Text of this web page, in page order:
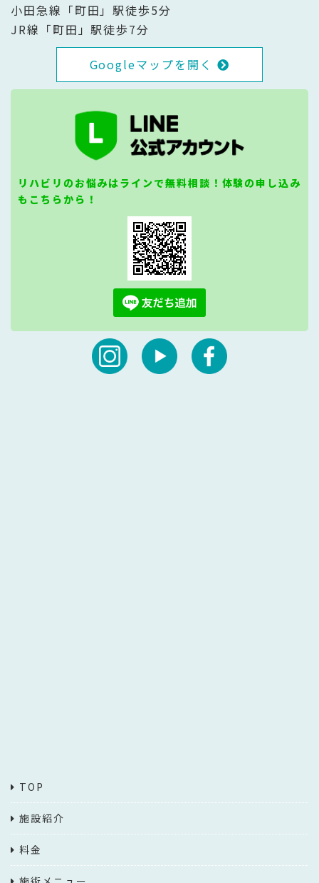
小田急線「町田」駅徒歩5分
JR線「町田」駅徒歩7分
Googleマップを開く
リハビリのお悩みはラインで無料相談！体験の申し込み
もこちらから！
TOP
施設紹介
料金